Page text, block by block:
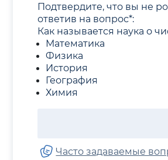
Подтвердите, что вы не
ответив на вопрос*:
Как называется наука о
Математика
Физика
История
География
Химия
Часто задаваемые